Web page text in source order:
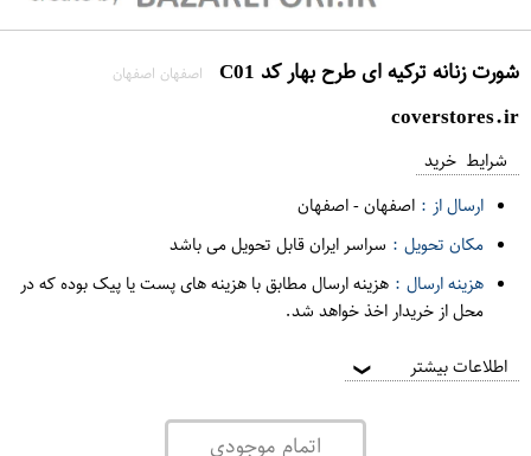
شورت زنانه ترکیه ای طرح بهار کد C01 اصفهان اصفهان
coverstores.ir
شرایط خرید
ارسال از : اصفهان-اصفهان
مکان تحویل : سراسر ایران قابل تحویل می باشد
هزینه ارسال : هزینه ارسال مطابق با هزینه های پست یا پیک بوده که در
محل از خریدار اخذ خواهد شد.
اطلاعات بیشتر ❯
اتمام موجودی